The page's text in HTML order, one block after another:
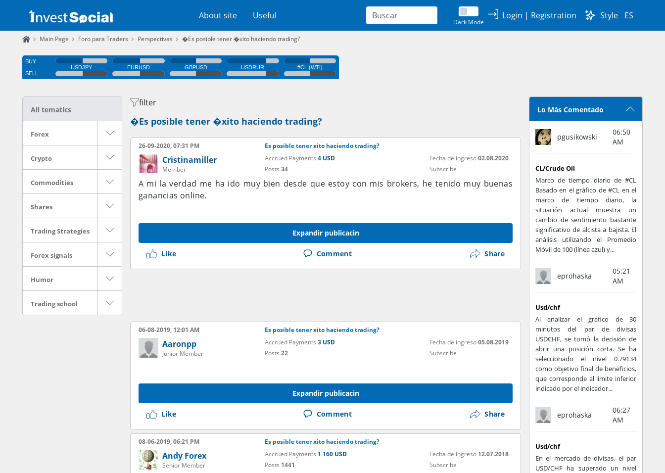
About site Useful
Dark Mode
Login | Registration Style ES
Main Page Foro para Traders Perspectivas �Es posible tener �xito haciendo trading?
All tematics
Forex
Crypto
Commodities
Shares
Trading Strategies
Forex signals
Humor
Trading school
filter
�Es posible tener �xito haciendo trading?
26-09-2020, 07:31 PM Es posible tener xito haciendo trading?
Cristinamiller
Member
Accrued Payments 4 USD
Posts 34
Fecha de ingreso02.08.2020
Subscribe
A mi la verdad me ha ido muy bien desde que estoy con mis brokers, he tenido muy buenas
ganancias online.
Expandir publicacin
Like Comment Share
06-08-2019, 12:01 AM Es posible tener xito haciendo trading?
Aaronpp
Junior Member
Accrued Payments 3 USD
Posts 22
Fecha de ingreso05.08.2019
Subscribe
Expandir publicacin
Like Comment Share
08-06-2019, 06:21 PM Es posible tener xito haciendo trading?
Andy Forex
Senior Member
Accrued Payments 1 160 USD
Posts 1441
Fecha de ingreso 12.07.2018
Subscribe
Lo Más Comentado
pgusikowski
06:50
AM
CL/Crude Oil
Marco de tiempo diario de #CL
Basado en el gráfico de #CL en el
marco de tiempo diario, la
situación actual muestra un
cambio de sentimiento bastante
significativo de alcista a bajista. El
análisis utilizando el Promedio
Móvil de 100 (línea azul) y...
eprohaska
05:21
AM
Usd/chf
Al analizar el gráfico de 30
minutos del par de divisas
USDCHF, se tomó la decisión de
abrir una posición corta. Se ha
seleccionado el nivel 0.79134
como objetivo final de beneficios,
que corresponde al límite inferior
indicado por el indicador...
eprohaska
06:27
AM
Usd/chf
En el mercado de divisas, el par
USD/CHF ha superado un nivel